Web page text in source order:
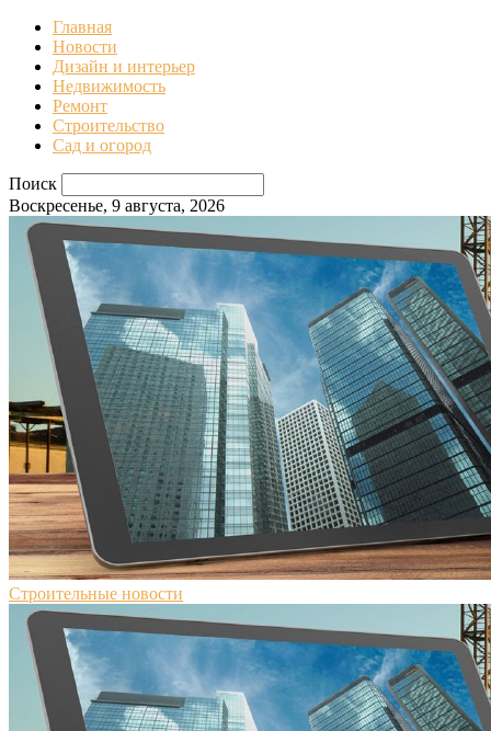
Главная
Новости
Дизайн и интерьер
Недвижимость
Ремонт
Строительство
Сад и огород
Поиск
Воскресенье, 9 августа, 2026
Строительные новости